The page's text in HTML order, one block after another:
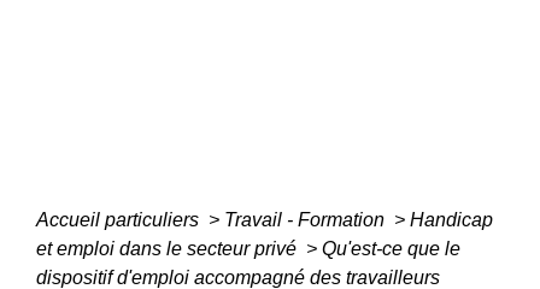
Accueil particuliers > Travail - Formation > Handicap
et emploi dans le secteur privé > Qu'est-ce que le
dispositif d'emploi accompagné des travailleurs